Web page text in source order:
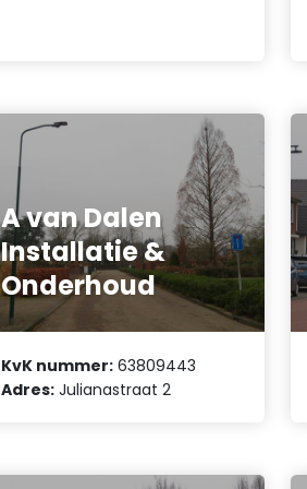
A van Dalen
Installatie &
Onderhoud
KvK nummer: 63809443
Adres: Julianastraat 2